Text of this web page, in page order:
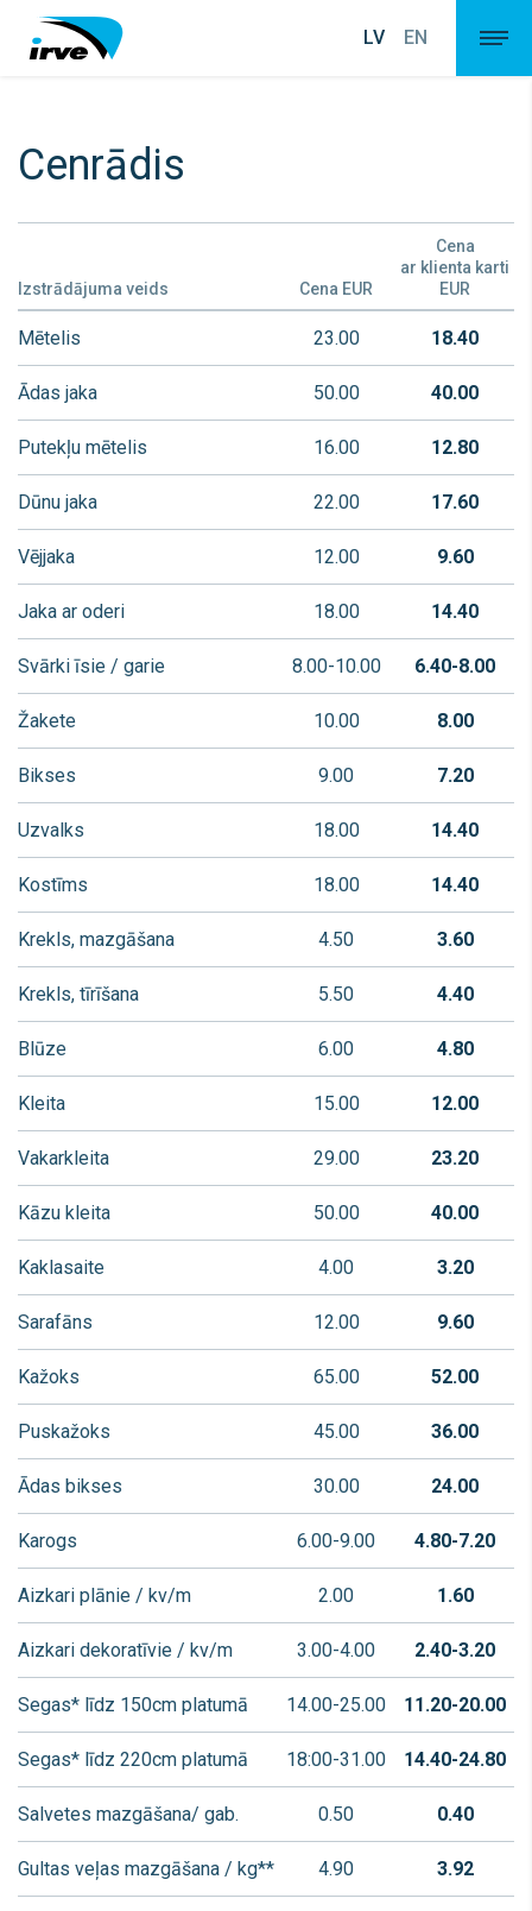
LV EN
Cenrādis
Izstrādājuma veids Cena EUR
Cena
ar klienta karti
EUR
Mētelis 23.00 18.40
Ādas jaka 50.00 40.00
Putekļu mētelis 16.00 12.80
Dūnu jaka 22.00 17.60
Vējjaka 12.00 9.60
Jaka ar oderi 18.00 14.40
Svārkiīsie / garie 8.00-10.00 6.40-8.00
Žakete 10.00 8.00
Bikses 9.00 7.20
Uzvalks 18.00 14.40
Kostīms 18.00 14.40
Krekls, mazgāšana 4.50 3.60
Krekls, tīrīšana 5.50 4.40
Blūze 6.00 4.80
Kleita 15.00 12.00
Vakarkleita 29.00 23.20
Kāzu kleita 50.00 40.00
Kaklasaite 4.00 3.20
Sarafāns 12.00 9.60
Kažoks 65.00 52.00
Puskažoks 45.00 36.00
Ādas bikses 30.00 24.00
Karogs 6.00-9.00 4.80-7.20
Aizkari plānie / kv/m 2.00 1.60
Aizkari dekoratīvie / kv/m 3.00-4.00 2.40-3.20
Segas* līdz 150cm platumā 14.00-25.00 11.20-20.00
Segas* līdz 220cm platumā 18:00-31.00 14.40-24.80
Salvetes mazgāšana/ gab. 0.50 0.40
Gultas veļas mazgāšana / kg** 4.90 3.92